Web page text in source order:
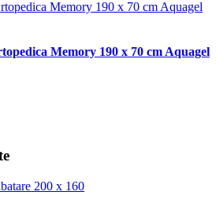
Memory 190 x 70 cm Aquagel